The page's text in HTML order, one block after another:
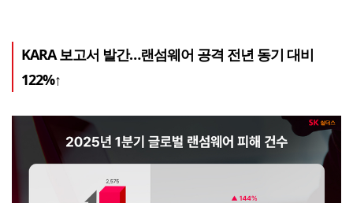
KARA 보고서 발간…랜섬웨어 공격 전년 동기 대비
122%↑